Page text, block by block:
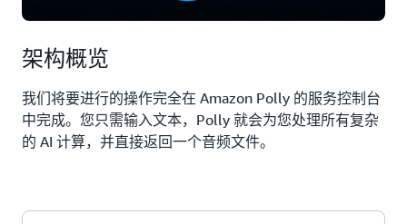
架构概览
我们将要进行的操作完全在 Amazon Polly 的服务控制台
中完成。您只需输入文本，Polly 就会为您处理所有复杂
的 AI 计算，并直接返回一个音频文件。